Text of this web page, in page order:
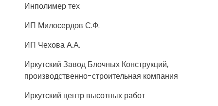
Инполимер тех
ИП Милосердов С.Ф.
ИП Чехова А.А.
Иркутский Завод Блочных Конструкций,
производственно-строительная компания
Иркутский центр высотных работ